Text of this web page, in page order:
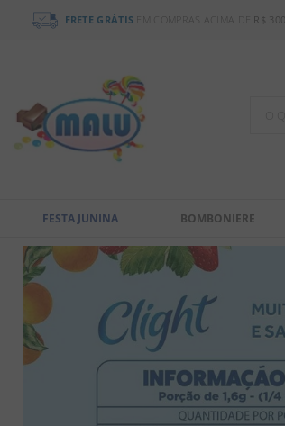
FRETE GRÁTIS EM COMPRAS ACIMA DE R$ 300
FESTA JUNINA BOMBONIERE
TERMOS MAIS BUSCADOS
2º
3º
pirulito
5º
amendoim
6º
chiclete
salgadinho
8º
pipoca